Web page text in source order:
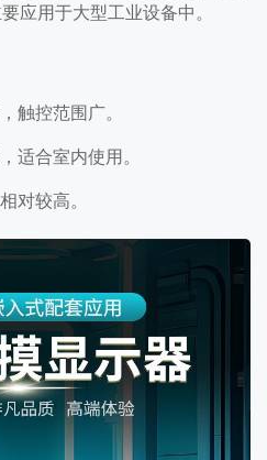
应用于大型工业设备中。
触控范围广。
适合室内使用。
对较高。